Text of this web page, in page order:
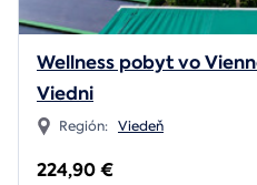
Wellness pobyt vo
Viedni
Región: Viedeň
224,90 €